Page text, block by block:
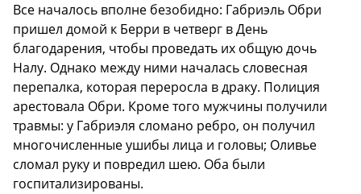
Все началось вполне безобидно: Габриэль Обри
пришел домой к Берри в четверг в День
благодарения, чтобы проведать их общую дочь
Налу. Однако между ними началась словесная
перепалка, которая переросла в драку. Полиция
арестовала Обри. Кроме того мужчины получили
травмы: у Габриэля сломано ребро, он получил
многочисленные ушибы лица и головы; Оливье
сломал руку и повредил шею. Оба были
госпитализированы.